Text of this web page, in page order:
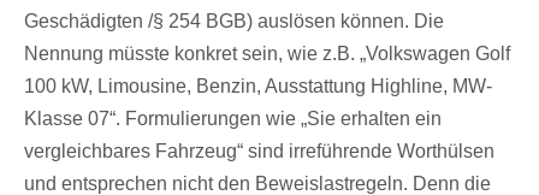
Geschädigten /§ 254 BGB) auslösen können. Die
Nennung müsste konkret sein, wie z.B. „Volkswagen Golf
100 kW, Limousine, Benzin, Ausstattung Highline, MW-
Klasse 07“. Formulierungen wie „Sie erhalten ein
vergleichbares Fahrzeug“ sind irreführende Worthülsen
und entsprechen nicht den Beweislastregeln. Denn die